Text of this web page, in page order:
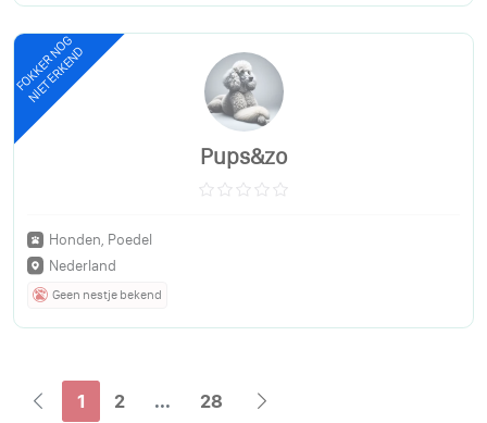
FOKKER NOG
NIET ERKEND
Pups&zo
Honden, Poedel
Nederland
Geen nestje bekend
1 2 ... 28